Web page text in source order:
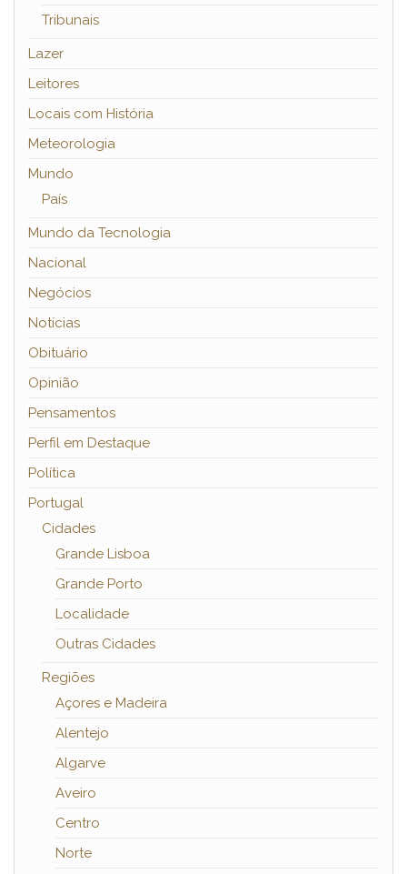
Tribunais
Lazer
Leitores
Locais com História
Meteorologia
Mundo
País
Mundo da Tecnologia
Nacional
Negócios
Notícias
Obituário
Opinião
Pensamentos
Perfil em Destaque
Política
Portugal
Cidades
Grande Lisboa
Grande Porto
Localidade
Outras Cidades
Regiões
Açores e Madeira
Alentejo
Algarve
Aveiro
Centro
Norte